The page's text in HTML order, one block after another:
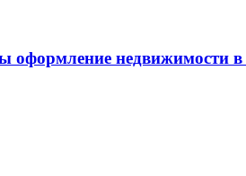
оформление недвижимости в